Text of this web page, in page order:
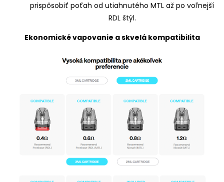
prispôsobiť poťah od utiahnutého MTL až po voľnejší
RDL štýl.
Ekonomické vapovanie a skvelá kompatibilita